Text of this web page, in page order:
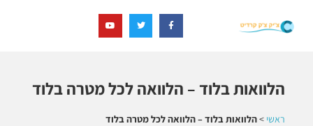
הלוואות בלוד – הלוואה לכל מטרה בלוד
ראשי >הלוואות בלוד – הלוואה לכל מטרה בלוד